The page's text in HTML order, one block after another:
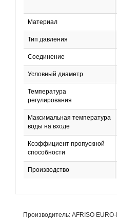
Материал
Тип давления
Соединение
Условный диаметр
Температура
регулирования
Максимальная температура
воды на входе
Коэффициент пропускной
способности
Производство
Производитель: AFRISO